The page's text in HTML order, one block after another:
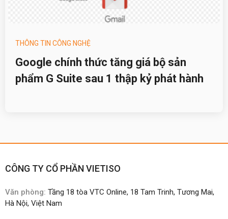
THÔNG TIN CÔNG NGHỆ
Google chính thức tăng giá bộ sản
phẩm G Suite sau 1 thập kỷ phát hành
CÔNG TY CỔ PHẦN VIETISO
Văn phòng: Tầng 18 tòa VTC Online, 18 Tam Trinh, Tương Mai,
Hà Nội, Việt Nam